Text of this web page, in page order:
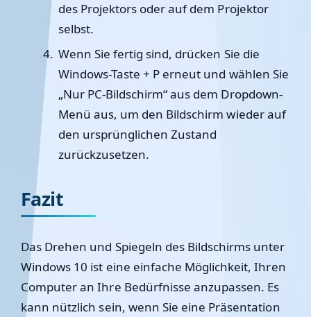
des Projektors oder auf dem Projektor
selbst.
Wenn Sie fertig sind, drücken Sie die
Windows-Taste + P erneut und wählen Sie
„Nur PC-Bildschirm“ aus dem Dropdown-
Menü aus, um den Bildschirm wieder auf
den ursprünglichen Zustand
zurückzusetzen.
Fazit
Das Drehen und Spiegeln des Bildschirms unter
Windows 10 ist eine einfache Möglichkeit, Ihren
Computer an Ihre Bedürfnisse anzupassen. Es
kann nützlich sein, wenn Sie eine Präsentation